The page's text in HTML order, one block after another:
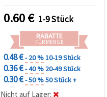
Schulprojekte &
Weihnachtsanhänger, 1
Stück
0.60€ 1-9 Stück
RABATTE
FÜR MENGE
0.48 €- 20 %10-19 Stück
0.36 €- 40 % 20-49 Stück
0.30 €- 50 %50 Stück +
Nicht auf Lager: